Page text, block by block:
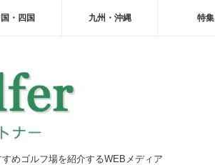
・四国 九州・沖縄 特集
めゴルフ場を紹介するWEBメディア